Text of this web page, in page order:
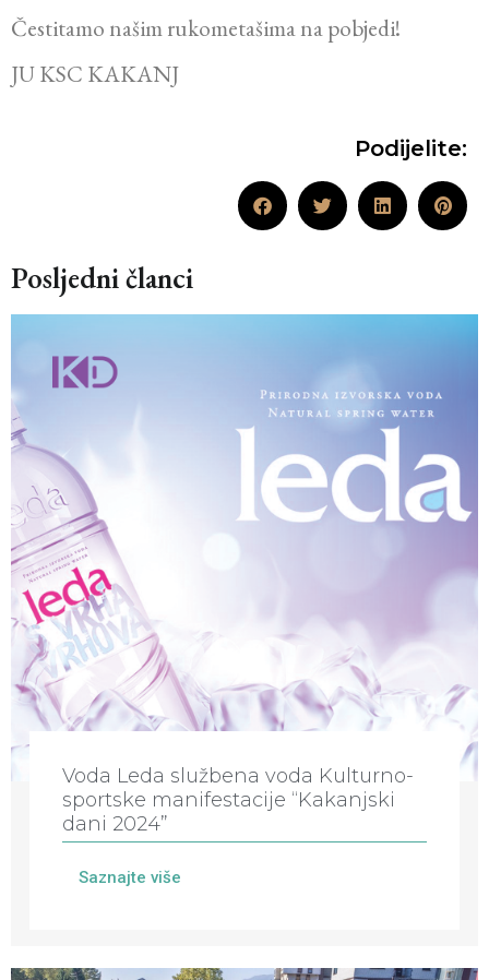
Čestitamo našim rukometašima na pobjedi!
JU KSC KAKANJ
Podijelite:
Posljedni članci
Voda Leda službena voda Kulturno-
sportske manifestacije “Kakanjski
dani 2024”
Saznajte više